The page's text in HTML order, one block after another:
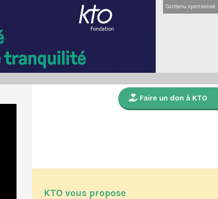
Contenu sponsorisé
Faire un don à KTO
KTO vous propose